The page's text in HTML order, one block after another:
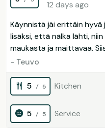
12 days ago
Käynnistä jäi erittäin hyvä
lisäksi, että nälkä lähti,
maukasta ja maittavaa.
- Teuvo
5 / 5 Kitchen
5 / 5 Service